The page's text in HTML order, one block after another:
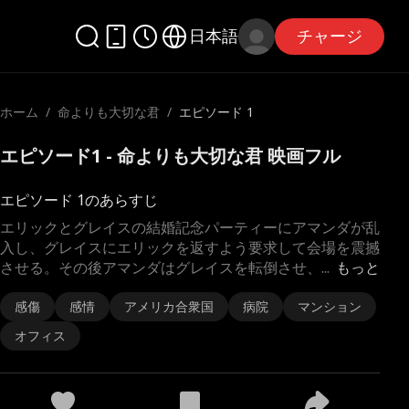
日本語 チャージ
ホーム / 命よりも大切な君 / エピソード 1
エピソード1 - 命よりも大切な君 映画フル
エピソード 1のあらすじ
もっと
エリックとグレイスの結婚記念パーティーにアマンダが乱
入し、グレイスにエリックを返すよう要求して会場を震撼
させる。その後アマンダはグレイスを転倒させ、 ...
感傷 感情 アメリカ合衆国 病院
マンション
オフィス